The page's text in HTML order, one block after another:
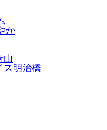
か
山
ス明治橋